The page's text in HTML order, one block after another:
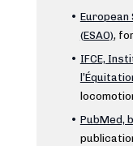
• European
(ESAO),
• IFCE,
• PubMed,